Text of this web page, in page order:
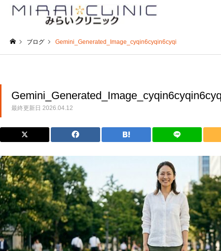
ブログ Gemini_Generated_Image_cyqin6cyqin6cyqi
最終更新日 2026.04.12